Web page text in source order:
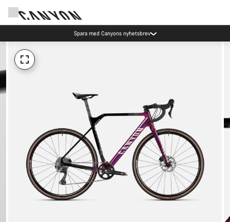
Spara med Canyons nyhetsbrev